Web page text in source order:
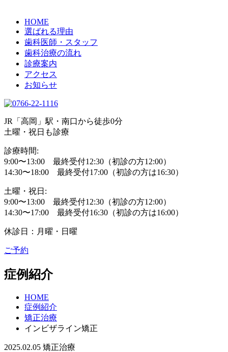
HOME
選ばれる理由
歯科医師・スタッフ
歯科治療の流れ
診療案内
アクセス
お知らせ
JR「高岡」駅・南口から徒歩0分
土曜・祝日も診療
診療時間:
9:00〜13:00 最終受付12:30（初診の方12:00）
14:30〜18:00 最終受付17:00（初診の方は16:30）
土曜・祝日:
9:00〜13:00 最終受付12:30（初診の方12:00）
14:30〜17:00 最終受付16:30（初診の方は16:00）
休診日：月曜・日曜
ご予約
症例紹介
HOME
症例紹介
矯正治療
インビザライン矯正
2025.02.05 矯正治療